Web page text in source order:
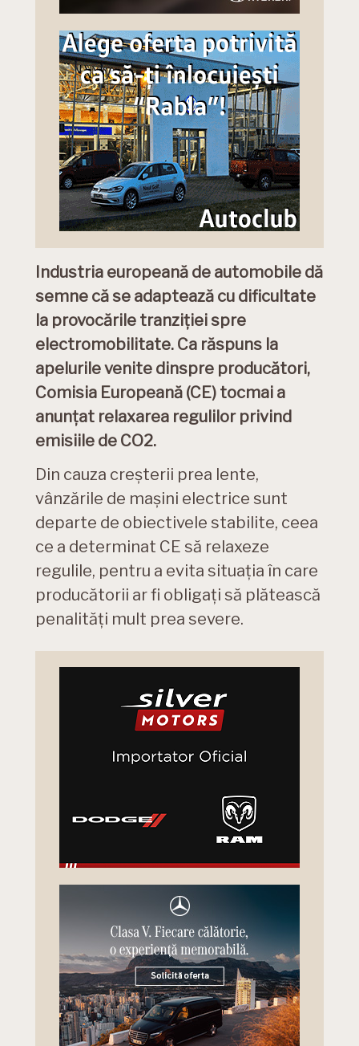
Industria europeană de automobile dă
semne că se adaptează cu dificultate
la provocările tranziției spre
electromobilitate. Ca răspuns la
apelurile venite dinspre producători,
Comisia Europeană (CE) tocmai a
anunțat relaxarea regulilor privind
emisiile de CO2.
Din cauza creșterii prea lente,
vânzările de mașini electrice sunt
departe de obiectivele stabilite, ceea
ce a determinat CE să relaxeze
regulile, pentru a evita situația în care
producătorii ar fi obligați să plătească
penalități mult prea severe.